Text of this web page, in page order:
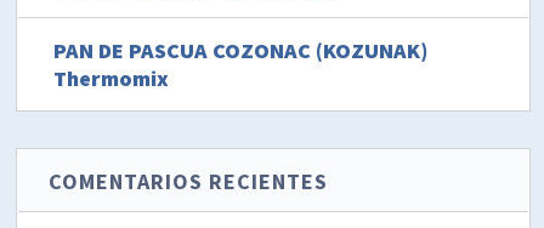
PAN DE PASCUA COZONAC (KOZUNAK)
Thermomix
COMENTARIOS RECIENTES